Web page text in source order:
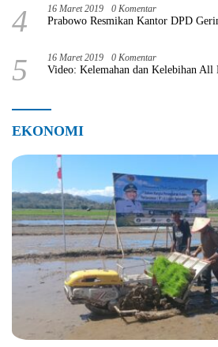
4 16 Maret 2019 0 Komentar
Prabowo Resmikan Kantor DPD
5 16 Maret 2019 0 Komentar
Video: Kelemahan dan Kelebihan All
EKONOMI